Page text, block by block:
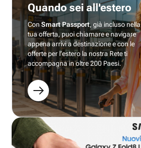
Quando sei all'estero
ConSmart Passport, già incluso nella
tua offerta, puoi chiamare e navigare
appena arrivi a destinazione e con le
offerte per l’estero la nostra Rete ti
accompagna in oltre 200 Paesi.